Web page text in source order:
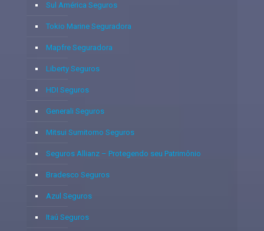
Sul América Seguros
Tokio Marine Seguradora
Mapfre Seguradora
Liberty Seguros
HDI Seguros
Generali Seguros
Mitsui Sumitomo Seguros
Seguros Allianz – Protegendo seu Patrimônio
Bradesco Seguros
Azul Seguros
Itaú Seguros